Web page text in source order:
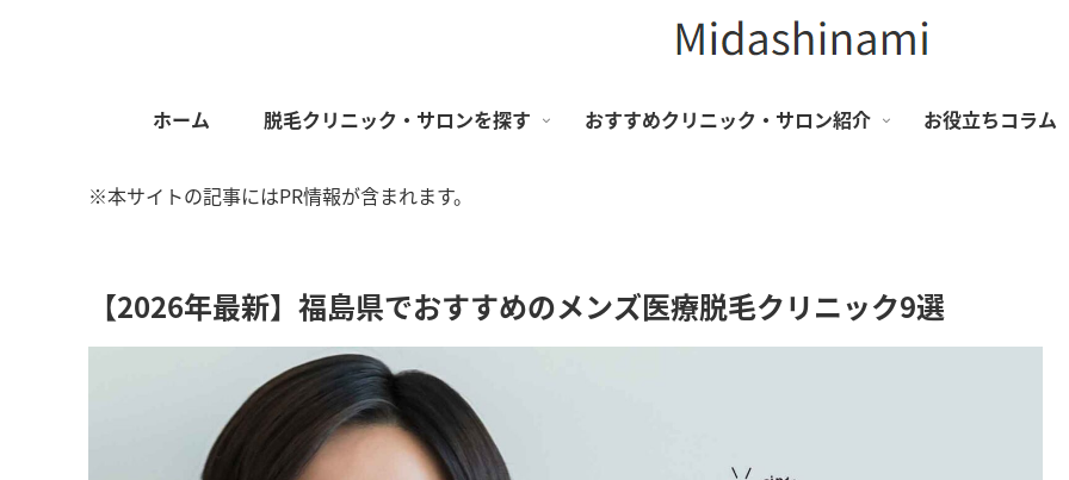
ホーム 脱毛クリニック・サロンを探す おすすめクリニック・サロン紹介 お役立ちコラム
※本サイトの記事にはPR情報が含まれます。
【2026年最新】福島県でおすすめのメンズ医療脱毛クリニック9選